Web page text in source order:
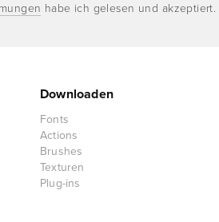
habe ich gelesen und akzeptiert.
Downloaden
Fonts
Actions
Brushes
Texturen
Plug-ins